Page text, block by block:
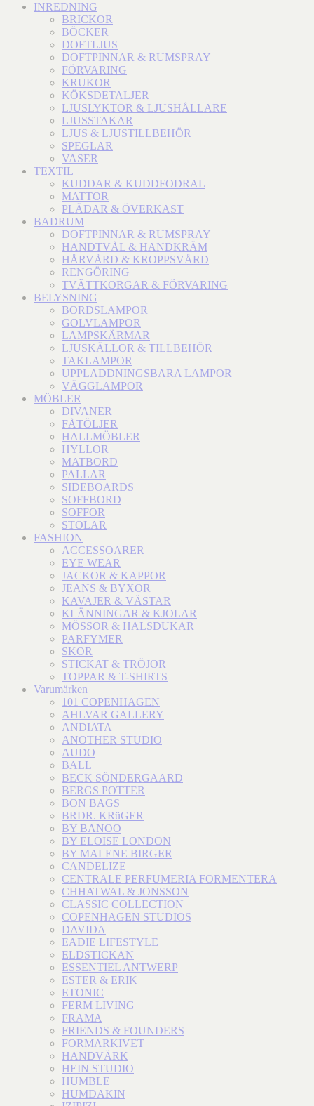
INREDNING
BRICKOR
BÖCKER
DOFTLJUS
DOFTPINNAR & RUMSPRAY
FÖRVARING
KRUKOR
KÖKSDETALJER
LJUSLYKTOR & LJUSHÅLLARE
LJUSSTAKAR
LJUS & LJUSTILLBEHÖR
SPEGLAR
VASER
TEXTIL
KUDDAR & KUDDFODRAL
MATTOR
PLÄDAR & ÖVERKAST
BADRUM
DOFTPINNAR & RUMSPRAY
HANDTVÅL & HANDKRÄM
HÅRVÅRD & KROPPSVÅRD
RENGÖRING
TVÄTTKORGAR & FÖRVARING
BELYSNING
BORDSLAMPOR
GOLVLAMPOR
LAMPSKÄRMAR
LJUSKÄLLOR & TILLBEHÖR
TAKLAMPOR
UPPLADDNINGSBARA LAMPOR
VÄGGLAMPOR
MÖBLER
DIVANER
FÅTÖLJER
HALLMÖBLER
HYLLOR
MATBORD
PALLAR
SIDEBOARDS
SOFFBORD
SOFFOR
STOLAR
FASHION
ACCESSOARER
EYE WEAR
JACKOR & KAPPOR
JEANS & BYXOR
KAVAJER & VÄSTAR
KLÄNNINGAR & KJOLAR
MÖSSOR & HALSDUKAR
PARFYMER
SKOR
STICKAT & TRÖJOR
TOPPAR & T-SHIRTS
Varumärken
101 COPENHAGEN
AHLVAR GALLERY
ANDIATA
ANOTHER STUDIO
AUDO
BALL
BECK SÖNDERGAARD
BERGS POTTER
BON BAGS
BRDR. KRüGER
BY BANOO
BY ELOISE LONDON
BY MALENE BIRGER
CANDELIZE
CENTRALE PERFUMERIA FORMENTERA
CHHATWAL & JONSSON
CLASSIC COLLECTION
COPENHAGEN STUDIOS
DAVIDA
EADIE LIFESTYLE
ELDSTICKAN
ESSENTIEL ANTWERP
ESTER & ERIK
ETONIC
FERM LIVING
FRAMA
FRIENDS & FOUNDERS
FORMARKIVET
HANDVÄRK
HEIN STUDIO
HUMBLE
HUMDAKIN